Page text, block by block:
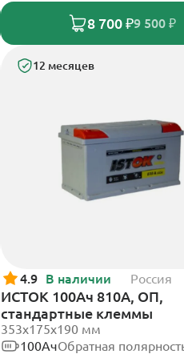
8 700 ₽9 500 ₽
12 месяцев
4.9 В наличии Россия
ИСТОК 100Ач 810А, ОП,
стандартные клеммы
353х175х190 мм
100АчОбратная